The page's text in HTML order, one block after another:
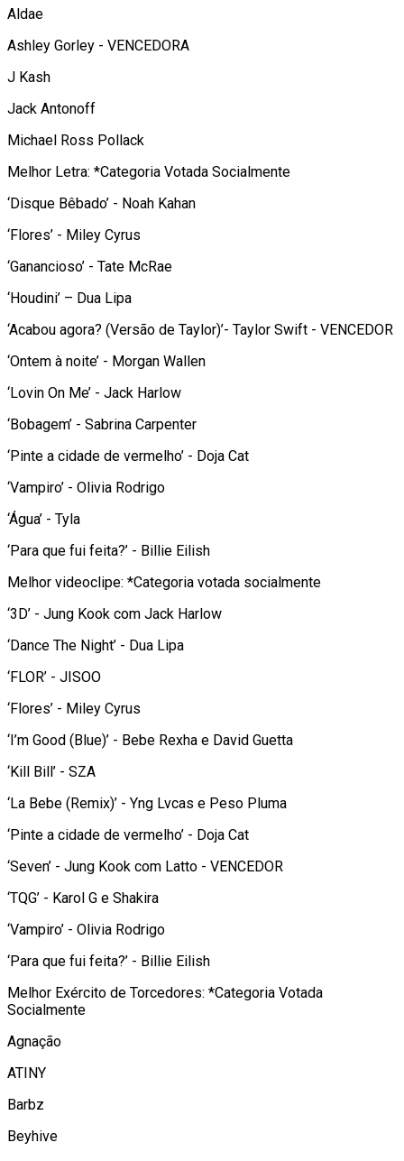
Aldae
Ashley Gorley - VENCEDORA
J Kash
Jack Antonoff
Michael Ross Pollack
Melhor Letra: *Categoria Votada Socialmente
‘Disque Bêbado’ - Noah Kahan
‘Flores’ - Miley Cyrus
‘Ganancioso’ - Tate McRae
‘Houdini’ – Dua Lipa
‘Acabou agora? (Versão de Taylor)’- Taylor Swift - VENCEDOR
‘Ontem à noite’ - Morgan Wallen
‘Lovin On Me’ - Jack Harlow
‘Bobagem’ - Sabrina Carpenter
‘Pinte a cidade de vermelho’ - Doja Cat
‘Vampiro’ - Olivia Rodrigo
‘Água’ - Tyla
‘Para que fui feita?’ - Billie Eilish
Melhor videoclipe: *Categoria votada socialmente
‘3D’ - Jung Kook com Jack Harlow
‘Dance The Night’ - Dua Lipa
‘FLOR’ - JISOO
‘Flores’ - Miley Cyrus
‘I’m Good (Blue)’ - Bebe Rexha e David Guetta
‘Kill Bill’ - SZA
‘La Bebe (Remix)’ - Yng Lvcas e Peso Pluma
‘Pinte a cidade de vermelho’ - Doja Cat
‘Seven’ - Jung Kook com Latto - VENCEDOR
‘TQG’ - Karol G e Shakira
‘Vampiro’ - Olivia Rodrigo
‘Para que fui feita?’ - Billie Eilish
Melhor Exército de Torcedores: *Categoria Votada
Socialmente
Agnação
ATINY
Barbz
Beyhive